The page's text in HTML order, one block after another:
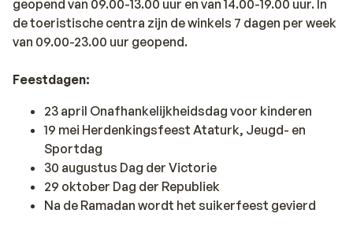
geopend van 09.00-13.00 uur en van 14.00-19.00 uur. In
de toeristische centra zijn de winkels 7 dagen per week
van 09.00-23.00 uur geopend.
Feestdagen:
23 april Onafhankelijkheidsdag voor kinderen
19 mei Herdenkingsfeest Ataturk, Jeugd- en
Sportdag
30 augustus Dag der Victorie
29 oktober Dag der Republiek
Na de Ramadan wordt het suikerfeest gevierd